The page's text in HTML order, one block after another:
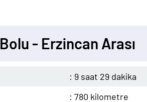
Bolu - Erzincan Arası
: 9 saat 29 dakika
: 780 kilometre